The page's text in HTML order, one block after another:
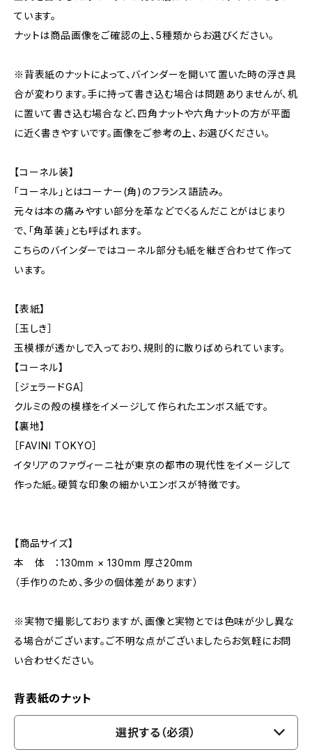
ています。
ナットは商品画像をご確認の上、5種類からお選びください。
※背表紙のナットによって、バインダーを開いて置いた時の浮き具
合が変わります。手に持って書き込む場合は問題ありませんが、机
に置いて書き込む場合など、四角ナットや六角ナットの方が平面
に近く書きやすいです。画像をご参考の上、お選びください。
【コーネル装】
「コーネル」とはコーナー(角)のフランス語読み。
元々は本の痛みやすい部分を革などでくるんだことがはじまり
で、「角革装」とも呼ばれます。
こちらのバインダーではコーネル部分も紙を継ぎ合わせて作って
います。
【表紙】
［玉しき］
玉模様が透かしで入っており、規則的に散りばめられています。
【コーネル】
［ジェラードGA］
クルミの殻の模様をイメージして作られたエンボス紙です。
【裏地】
［FAVINI TOKYO］
イタリアのファヴィーニ社が東京の都市の現代性をイメージして
作った紙。硬質な印象の細かいエンボスが特徴です。
【商品サイズ】
本 体 ：130mm × 130mm 厚さ20mm
（手作りのため、多少の個体差があります）
※実物で撮影しておりますが、画像と実物とでは色味が少し異な
る場合がございます。ご不明な点がございましたらお気軽にお問
い合わせください。
背表紙のナット
選択する（必須）